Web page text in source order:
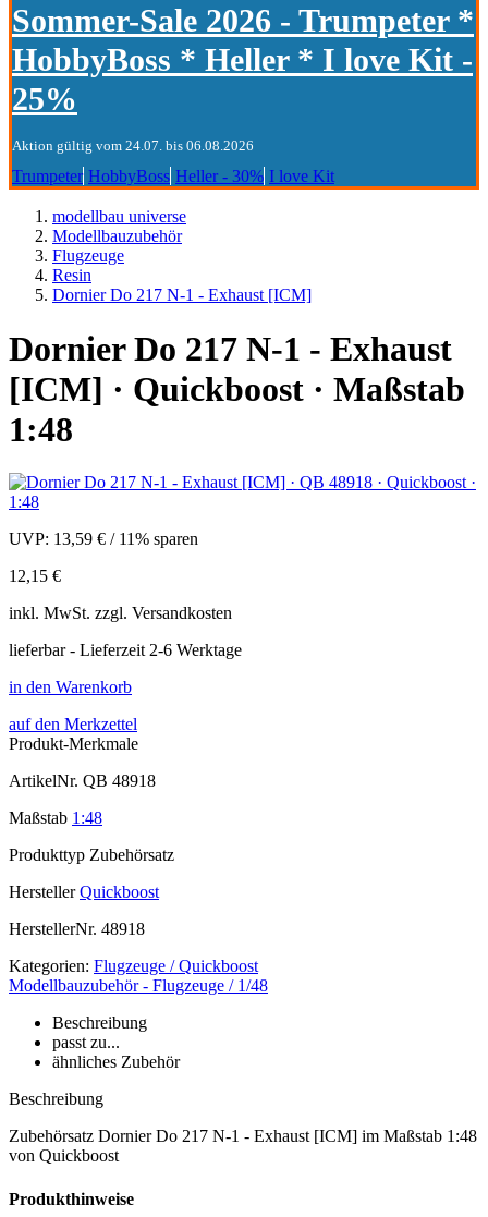
Sommer-Sale 2026 - Trumpeter *
HobbyBoss * Heller * I love Kit -
25%
Aktion gültig vom 24.07. bis 06.08.2026
Trumpeter HobbyBoss Heller - 30% I love Kit
modellbau universe
Modellbauzubehör
Flugzeuge
Resin
Dornier Do 217 N-1 - Exhaust [ICM]
Dornier Do 217 N-1 - Exhaust
[ICM] · Quickboost · Maßstab
1:48
UVP: 13,59 € / 11% sparen
12,15 €
inkl. MwSt. zzgl. Versandkosten
lieferbar - Lieferzeit 2-6 Werktage
in den Warenkorb
auf den Merkzettel
Produkt-Merkmale
ArtikelNr. QB 48918
Maßstab 1:48
Produkttyp Zubehörsatz
Hersteller Quickboost
HerstellerNr. 48918
Kategorien: Flugzeuge / Quickboost
Modellbauzubehör - Flugzeuge / 1/48
Beschreibung
passt zu...
ähnliches Zubehör
Beschreibung
Zubehörsatz Dornier Do 217 N-1 - Exhaust [ICM] im Maßstab 1:48
von Quickboost
Produkthinweise